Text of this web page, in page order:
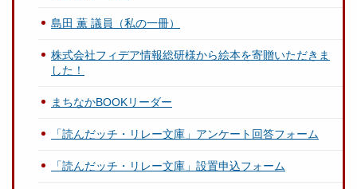
島田 薫 議員（私の一冊）
株式会社フィデア情報総研様から絵本を寄贈いただきま
した！
まちなかBOOKリーダー
「読んだッチ・リレー文庫」アンケート回答フォーム
「読んだッチ・リレー文庫」設置申込フォーム